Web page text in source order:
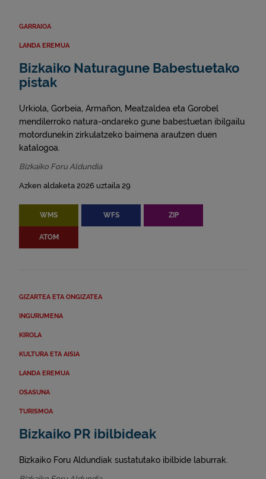
GARRAIOA
LANDA EREMUA
Bizkaiko Naturagune Babestuetako
pistak
Urkiola, Gorbeia, Armañon, Meatzaldea eta Gorobel
mendilerroko natura-ondareko gune babestuetan ibilgailu
motordunekin zirkulatzeko baimena arautzen duen
katalogoa.
Bizkaiko Foru Aldundia
Azken aldaketa 2026 uztaila 29
WMS WFS ZIP
ATOM
GIZARTEA ETA ONGIZATEA
INGURUMENA
KIROLA
KULTURA ETA AISIA
LANDA EREMUA
OSASUNA
TURISMOA
Bizkaiko PR ibilbideak
Bizkaiko Foru Aldundiak sustatutako ibilbide laburrak.